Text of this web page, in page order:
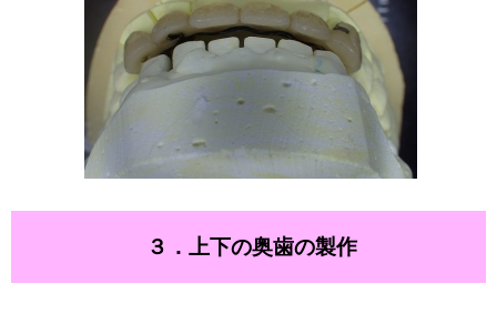
３．上下の奥歯の製作